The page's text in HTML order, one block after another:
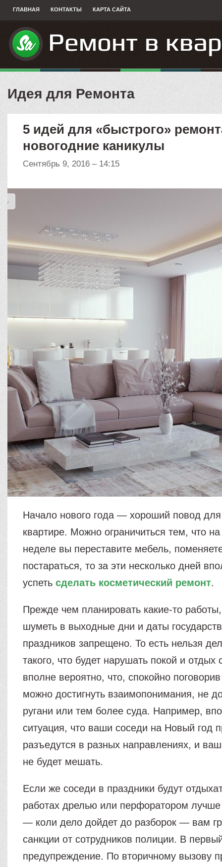
ГЛАВНАЯ КОНТАКТЫ КАРТА САЙТА
Идея для Ремонта
5 идей для «быстрого»
новогодние каникулы
Сентябрь 9, 2016 – 14:15
Начало нового года — хороший повод
квартире. Можно ограничиться тем, что
неделе вы переставите мебель,
постараться, то за эти несколько дней
успетьсделать косметический ремонт.
Прежде чем планировать какие-то
шуметь в выходные дни и даты
праздников запрещено. То есть нельзя
такого, что будет нарушать покой и отдых
вполне вероятно, что, спокойно
можно достигнуть взаимопонимания, не
ругани или тем более суда. Например,
ситуация, что ваши соседи на Новый год
разъедутся в разных направлениях, и
не будет мешать.
Если же соседи в праздники будут
работах дрелью или перфоратором
— коли дело дойдет до разборок — вам
санкции от сотрудников полиции. В
предупреждение. По вторичному вызову